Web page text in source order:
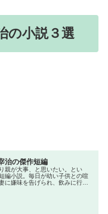
の小説３選
治の傑作短編
親が大事、と思いたい。とい
編小説。毎日が幼い子供との喧
に嫌味を告げられ、飲みに行っ